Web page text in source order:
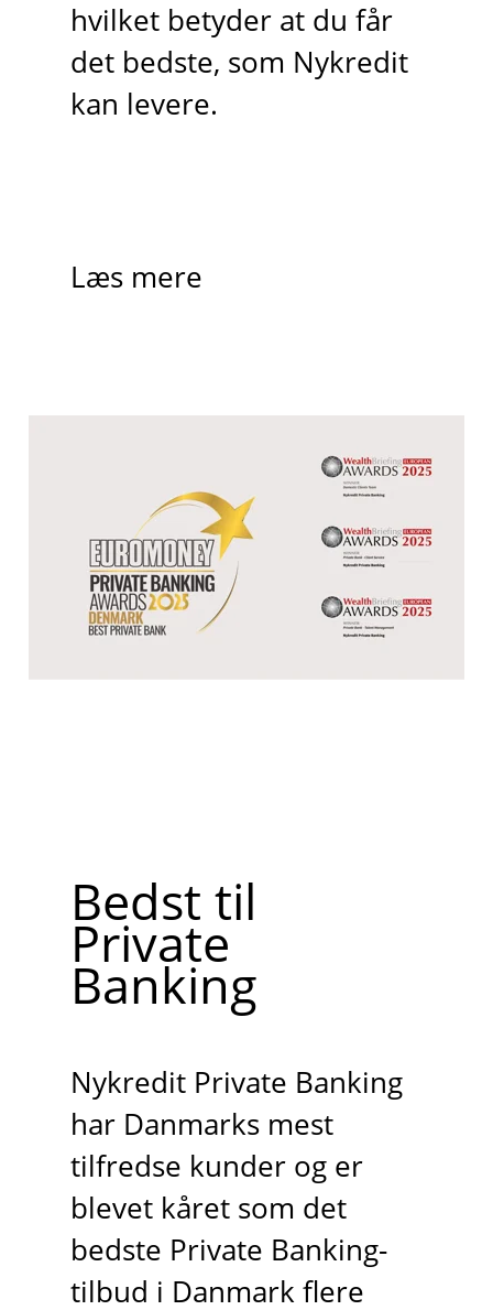
hvilket betyder at du får
det bedste, som Nykredit
kan levere.
Læs mere
Bedst til
Private
Banking
Nykredit Private Banking
har Danmarks mest
tilfredse kunder og er
blevet kåret som det
bedste Private Banking-
tilbud i Danmark flere